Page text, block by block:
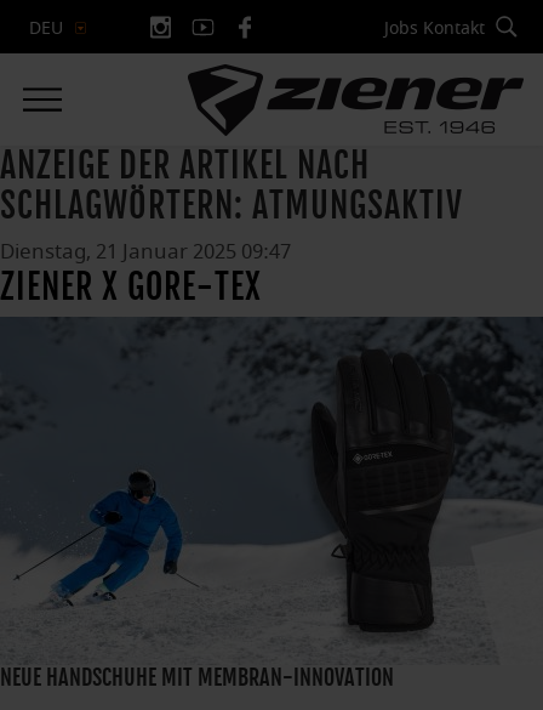
DEU Jobs Kontakt
ANZEIGE DER ARTIKEL NACH
SCHLAGWÖRTERN: ATMUNGSAKTIV
Dienstag, 21 Januar 2025 09:47
ZIENER X GORE-TEX
NEUE HANDSCHUHE MIT MEMBRAN-INNOVATION